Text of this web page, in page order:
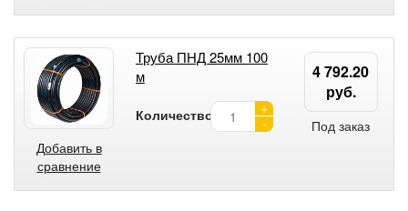
Добавить в
сравнение
Труба ПНД 25мм 100
м
Количество:
+
-
4 792.20
руб.
Под заказ